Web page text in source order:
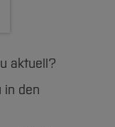
aktuell?
in den